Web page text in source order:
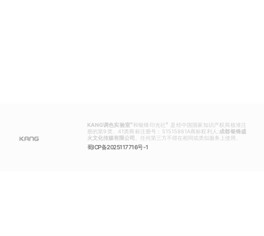
KANG调色实验室® 和银锋印光社®
是经中国国家知识产权局核准注
册的第9类、41类商标注册号：51515861A商标权利人:成都银锋盛
火文化传媒有限公司 。任何第三方不得在相同或类似服务上使用。
蜀ICP备2025117716号-1